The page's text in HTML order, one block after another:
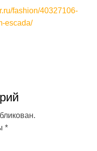
fashion/40327106-
escada/
*